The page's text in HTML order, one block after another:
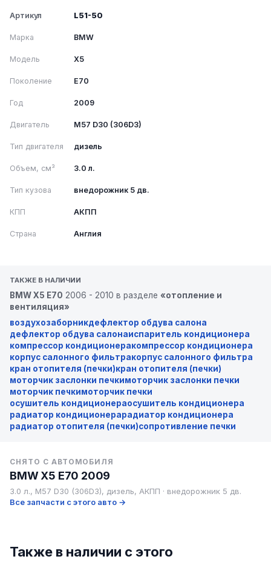
Артикул L51-50
Марка BMW
Модель X5
Поколение E70
Год 2009
Двигатель M57 D30 (306D3)
Тип двигателя дизель
Объем, см³ 3.0 л.
Тип кузова внедорожник 5 дв.
КПП АКПП
Страна Англия
ТАКЖЕ В НАЛИЧИИ
BMW X5 E70 2006 - 2010 в разделе «отопление и
вентиляция»
воздухозаборникдефлектор обдува салона
дефлектор обдува салонаиспаритель кондиционера
компрессор кондиционеракомпрессор кондиционера
корпус салонного фильтракорпус салонного фильтра
кран отопителя (печки)кран отопителя (печки)
моторчик заслонки печкимоторчик заслонки печки
моторчик печкимоторчик печки
осушитель кондиционераосушитель кондиционера
радиатор кондиционерарадиатор кондиционера
радиатор отопителя (печки)сопротивление печки
СНЯТО С АВТОМОБИЛЯ
BMW X5 E70 2009
3.0 л., M57 D30 (306D3), дизель, АКПП · внедорожник 5 дв.
Все запчасти с этого авто →
Также в наличии с этого